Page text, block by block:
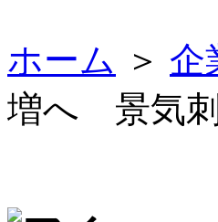
ホーム ＞ 企
増へ 景気刺